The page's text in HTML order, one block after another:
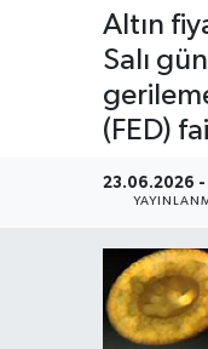
Altın
Salı
(FED)
23.06.2026 -
Ekonomi
Yaşam
Eğitim
Kültür Sanat
Aydın Trafik
Süper Lig
Tüm Manşetler
Son Dakika
Haber Arşivi